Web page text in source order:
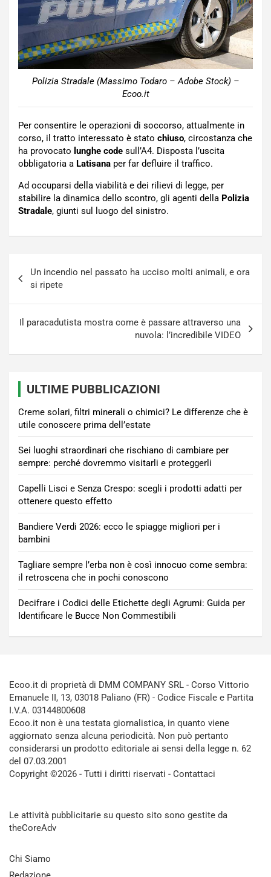
Polizia Stradale (Massimo Todaro – Adobe Stock) –
Ecoo.it
Per consentire le operazioni di soccorso, attualmente in
corso, il tratto interessato è stato chiuso, circostanza che
ha provocato lunghe code sull’A4. Disposta l’uscita
obbligatoria a Latisana per far defluire il traffico.
Ad occuparsi della viabilità e dei rilievi di legge, per
stabilire la dinamica dello scontro, gli agenti della Polizia
Stradale, giunti sul luogo del sinistro.
articoli
Un incendio nel passato ha ucciso molti animali, e ora
si ripete
Il paracadutista mostra come è passare attraverso una
nuvola: l’incredibile VIDEO
ULTIME PUBBLICAZIONI
Creme solari, filtri minerali o chimici? Le differenze che è
utile conoscere prima dell’estate
Sei luoghi straordinari che rischiano di cambiare per
sempre: perché dovremmo visitarli e proteggerli
Capelli Lisci e Senza Crespo: scegli i prodotti adatti per
ottenere questo effetto
Bandiere Verdi 2026: ecco le spiagge migliori per i
bambini
Tagliare sempre l’erba non è così innocuo come sembra:
il retroscena che in pochi conoscono
Decifrare i Codici delle Etichette degli Agrumi: Guida per
Identificare le Bucce Non Commestibili
Ecoo.it di proprietà di DMM COMPANY SRL - Corso Vittorio
Emanuele II, 13, 03018 Paliano (FR) - Codice Fiscale e Partita
I.V.A. 03144800608
Ecoo.it non è una testata giornalistica, in quanto viene
aggiornato senza alcuna periodicità. Non può pertanto
considerarsi un prodotto editoriale ai sensi della legge n. 62
del 07.03.2001
Copyright ©2026 - Tutti i diritti riservati - Contattaci
Le attività pubblicitarie su questo sito sono gestite da
theCoreAdv
Chi Siamo